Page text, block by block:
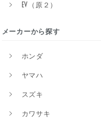
EV（原２）
メーカーから探す
ホンダ
ヤマハ
スズキ
カワサキ